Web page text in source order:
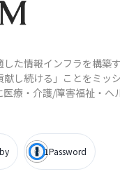
た情報インフラを構築
し続ける」ことをミッ
療・介護/障害福祉・ヘ
1Password